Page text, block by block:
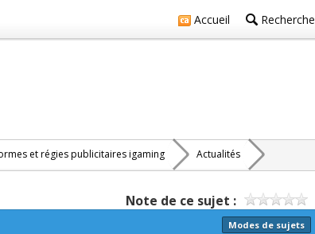
Accueil Recherche
et régies publicitaires igaming Actualités
Note de ce sujet :
Modes de sujets